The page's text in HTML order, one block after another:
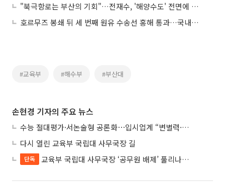
"북극항로는 부산의 기회"…전재수, '해양수도' 전면에 걸고 정책 승부수
호르무즈 봉쇄 뒤 세 번째 원유 수송선 홍해 통과…국내로 운송 중
#교육부 #해수부 #부산대
손현경 기자의 주요 뉴스
수능 절대평가·서논술형 공론화⋯입시업계 “변별력·사교육 대책 먼저”
다시 열린 교육부 국립대 사무국장 길
단독 교육부 국립대 사무국장 ‘공무원 배제’ 풀리나…응시자격 다시 열렸다